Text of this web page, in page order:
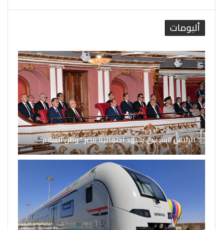
ألبومات
الرئيس السيسي يشهد احتفالية مصر “وطن السلام”